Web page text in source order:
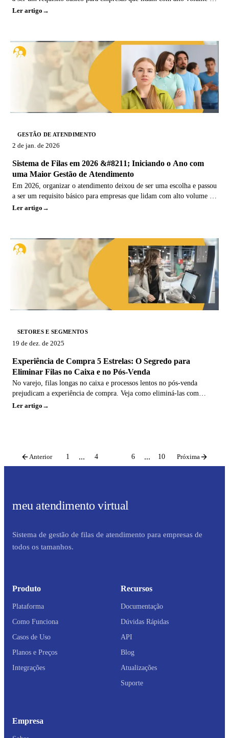
pessoas. Filas
Ler artigo
GESTÃO DE ATENDIMENTO
2 de jan. de 2026
Sistema de Filas em 2026 &#8211; Iniciando o Ano com
uma Maior Gestão de Atendimento
Em 2026, organizar o atendimento deixou de ser uma escolha e passou
a ser um requisito básico para empresas que lidam com alto volume de
pessoas. Filas
Ler artigo
SETORES E SEGMENTOS
19 de dez. de 2025
Experiência de Compra 5 Estrelas: O Segredo para
Eliminar Filas no Caixa e no Pós-Venda
No varejo, filas longas no caixa e processos lentos no pós-venda
prejudicam a experiência de compra. Veja como eliminá-las com
autoatendimento digital.
Ler artigo
Anterior 1 ... 4 6 ... 10 Próxima
meu atendimento virtual
Sistema de gestão de filas de atendimento para empresas de
todos os tamanhos.
Produto
Plataforma
Como Funciona
Casos de Uso
Planos e Preços
Integrações
Recursos
Documentação
Dúvidas Rápidas
API
Blog
Atualizações
Suporte
Empresa